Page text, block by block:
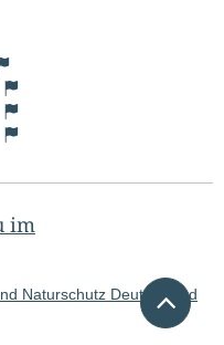
im
Naturschutz Deutschland